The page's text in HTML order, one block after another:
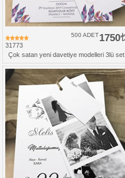
31773
1750
500 ADET
Çok satan yeni davetiye modelleri 3lü set